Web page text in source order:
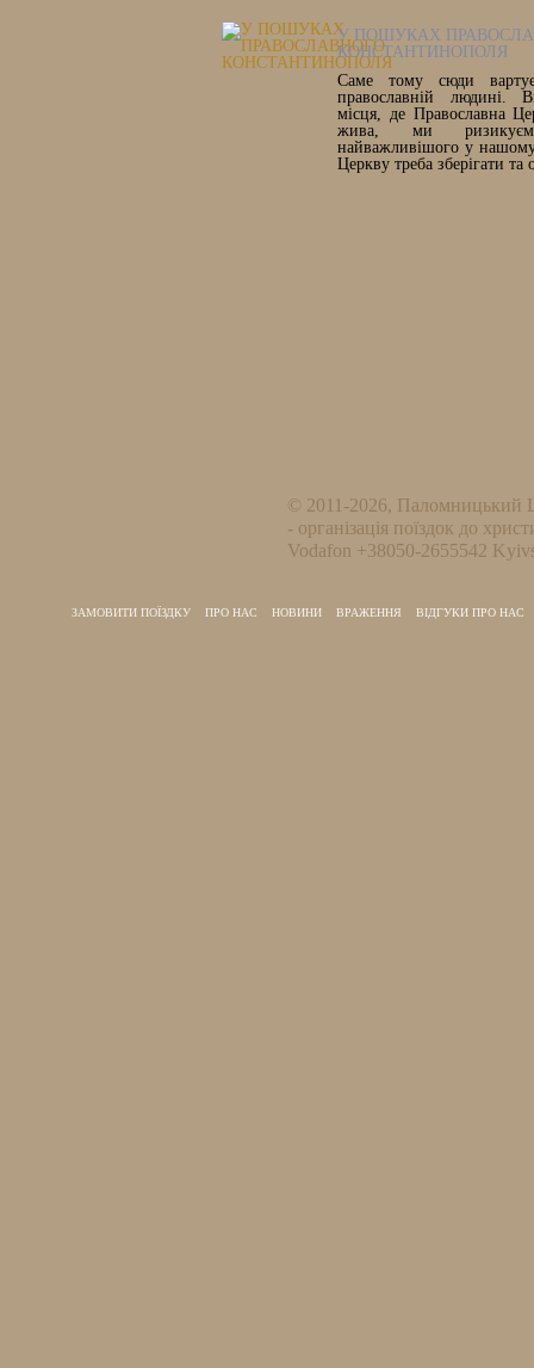
У ПОШУКАХ
КОНСТАНТИНОПОЛЯ
Саме тому сюди
православній людині.
місця, де Православна
жива, ми
найважливішого у
Церкву треба зберігати та
© 2011-2026, Паломницький
- організація поїздок до
Vodafon +38050-2655542
ЗАМОВИТИ ПОЇЗДКУ ПРО НАС НОВИНИ ВРАЖЕННЯ ВІДГУКИ ПРО НАС